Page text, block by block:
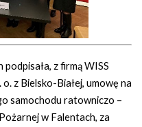
z firmą WISS
z Bielsko-Białej, umowę na
samochodu ratowniczo –
w Falentach, za